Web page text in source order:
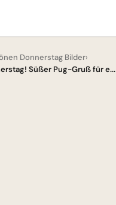
Donnerstag Bilder›
Süßer Pug-Gruß für e...